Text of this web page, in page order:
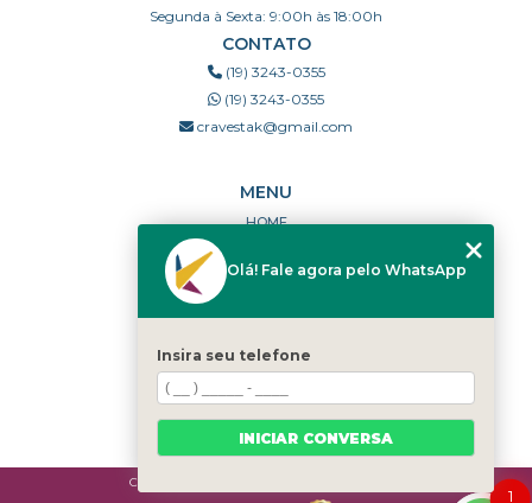
Segunda à Sexta: 9:00h às 18:00h
CONTATO
(19) 3243-0355
(19) 3243-0355
cravestak@gmail.com
MENU
HOME
PORTFÓLIO
DÚVIDAS FREQUENTES
CATEGORIAS
MAPA DO SITE
Copyright © Cravestak. (Lei 9610 de 19/02/1998)
1
Olá! Fale agora pelo WhatsApp
Insira seu telefone
INICIAR CONVERSA